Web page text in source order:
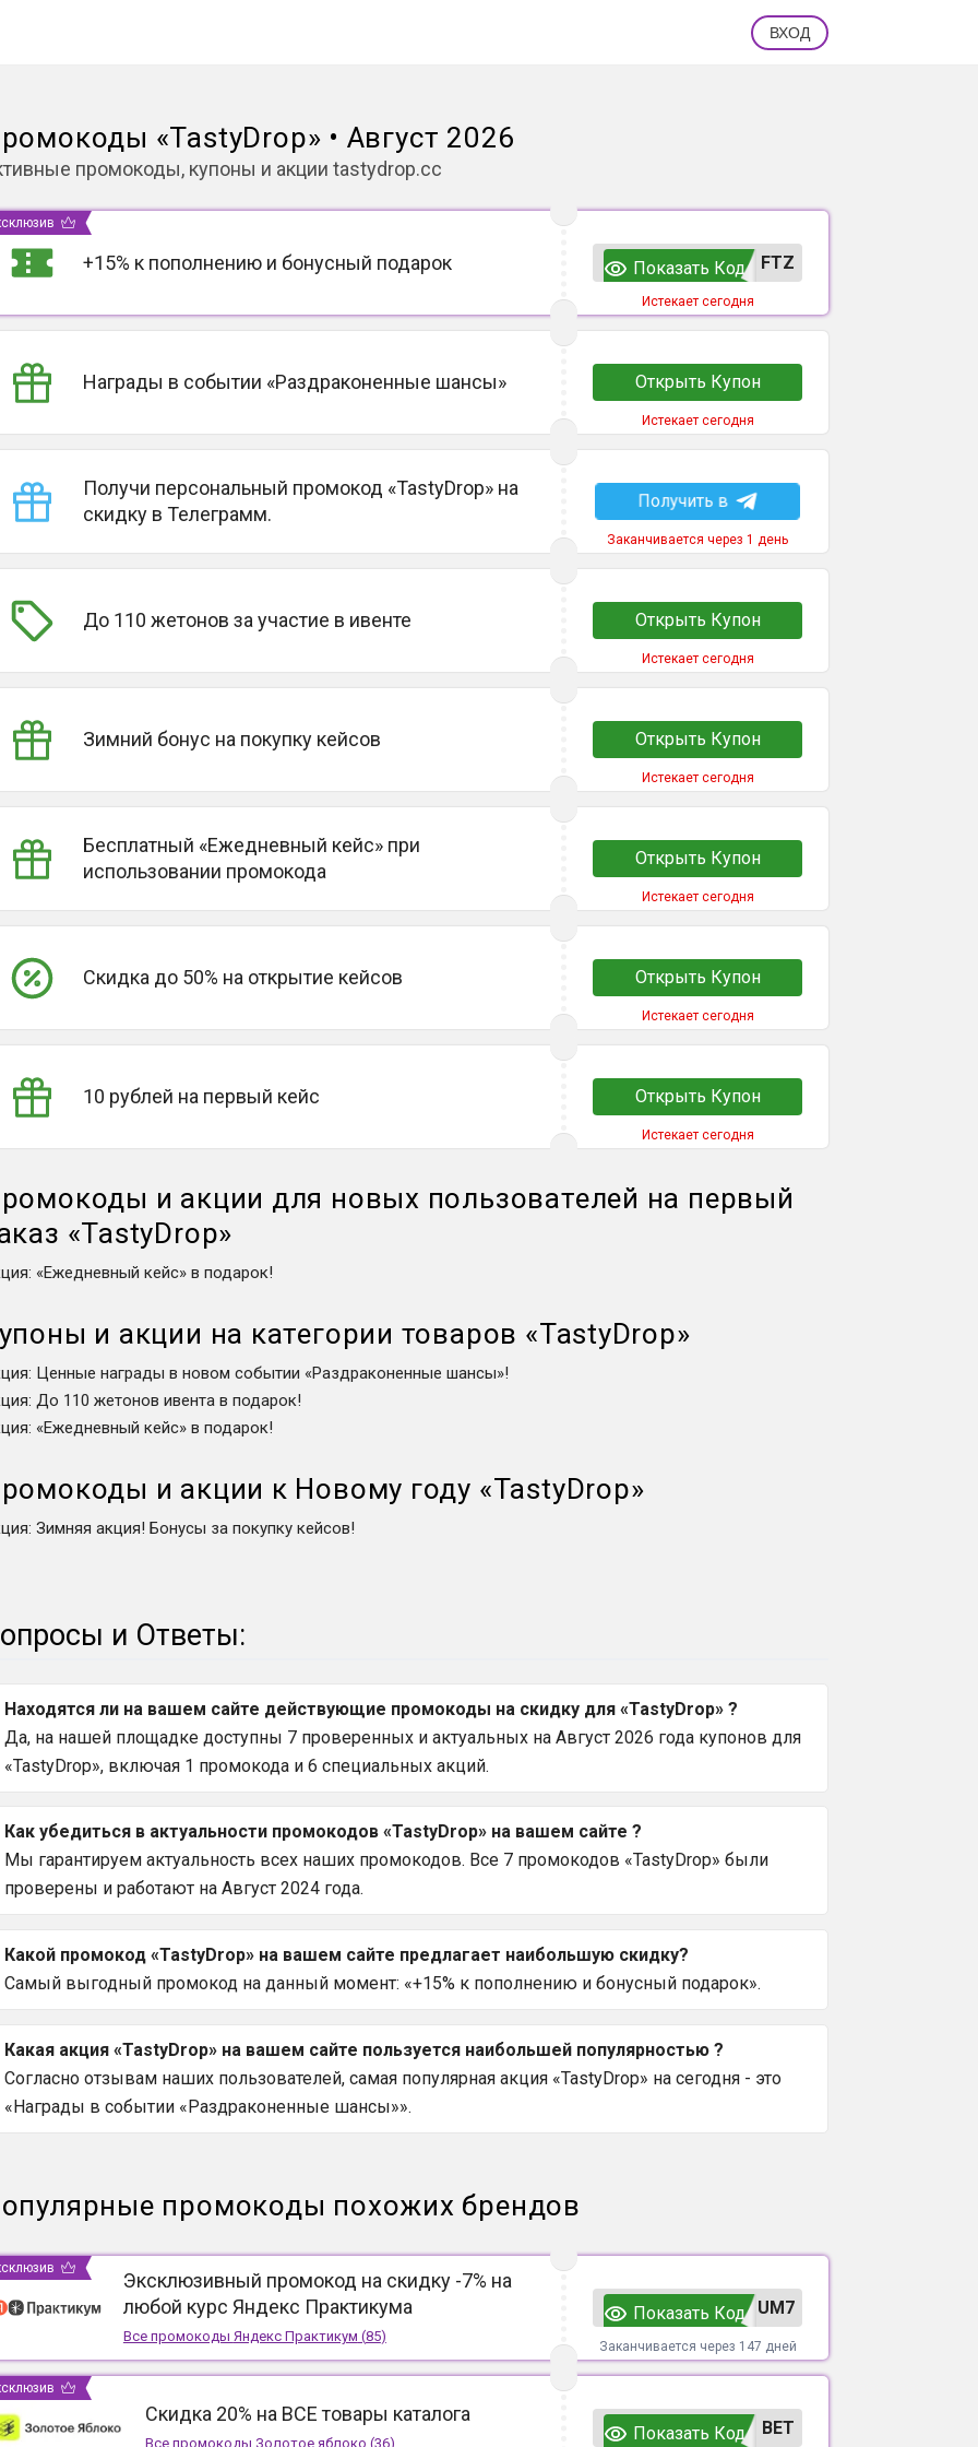
ВХОД
«TastyDrop» • Август 2026
промокоды, купоны и акции tastydrop.cc
+15% к пополнению и бонусный подарок FTZ
Показать Код
Истекает сегодня
Награды в событии «Раздраконенные шансы» Открыть Купон
Истекает сегодня
Получи персональный промокод «TastyDrop» на
скидку в Телеграмм.
Получить в
Заканчивается через 1 день
До 110 жетонов за участие в ивенте Открыть Купон
Истекает сегодня
Зимний бонус на покупку кейсов Открыть Купон
Истекает сегодня
Бесплатный «Ежедневный кейс» при
использовании промокода
Открыть Купон
Истекает сегодня
Скидка до 50% на открытие кейсов Открыть Купон
Истекает сегодня
10 рублей на первый кейс Открыть Купон
Истекает сегодня
и акции для новых пользователей на первый
«TastyDrop»
: «Ежедневный кейс» в подарок!
и акции на категории товаров «TastyDrop»
: Ценные награды в новом событии «Раздраконенные шансы»!
: До 110 жетонов ивента в подарок!
: «Ежедневный кейс» в подарок!
и акции к Новому году «TastyDrop»
: Зимняя акция! Бонусы за покупку кейсов!
и Ответы:
Находятся ли на вашем сайте действующие промокоды на скидку для «TastyDrop» ?
Да, на нашей площадке доступны 7 проверенных и актуальных на Август 2026 года купонов для
«TastyDrop», включая 1 промокода и 6 специальных акций.
Как убедиться в актуальности промокодов «TastyDrop» на вашем сайте ?
Мы гарантируем актуальность всех наших промокодов. Все 7 промокодов «TastyDrop» были
проверены и работают на Август 2024 года.
Какой промокод «TastyDrop» на вашем сайте предлагает наибольшую скидку?
Самый выгодный промокод на данный момент: «+15% к пополнению и бонусный подарок».
Какая акция «TastyDrop» на вашем сайте пользуется наибольшей популярностью ?
Согласно отзывам наших пользователей, самая популярная акция «TastyDrop» на сегодня - это
«Награды в событии «Раздраконенные шансы»».
промокоды похожих брендов
Эксклюзивный промокод на скидку -7% на
любой курс Яндекс Практикума
Все промокоды Яндекс Практикум (85)
UM7
Показать Код
Заканчивается через 147 дней
Скидка 20% на ВСЕ товары каталога
Все промокоды Золотое яблоко (36)
ВЕТ
Показать Код